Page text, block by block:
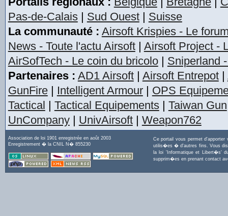
Pas-de-Calais| Sud Ouest| Suisse
La communauté : Airsoft Krispies - Le
News - Toute l'actu Airsoft| Airsoft Project -
AirSofTech - Le coin du bricolo| Sniperland
Partenaires : AD1 Airsoft| Airsoft Entrepot|
GunFire| Intelligent Armour| OPS
Tactical | Tactical Equipements| Taiwan Gun
UnCompany| UnivAirsoft| Weapon762
Association de loi 1901 enregistrée en août 2003
Enregistrement � la CNIL N� 855230
Ce portail vous permet
utilis�es � d'autres fins. Vous
la loi 'Informatique et Libert�s'
supprim�es en prenant contact